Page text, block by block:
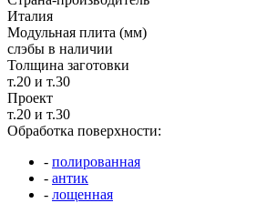
Италия
Модульная плита (мм)
слэбы в наличии
Толщина заготовки
т.20 и т.30
Проект
т.20 и т.30
Обработка поверхности:
- полированная
- антик
- лощенная